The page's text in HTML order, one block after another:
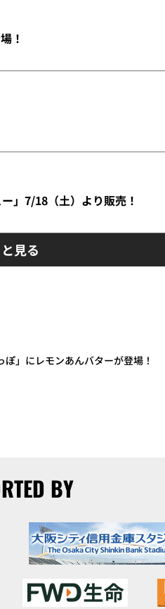
！
」7/18（土）より販売！
見る
」にレモンあんバターが登場！
BY